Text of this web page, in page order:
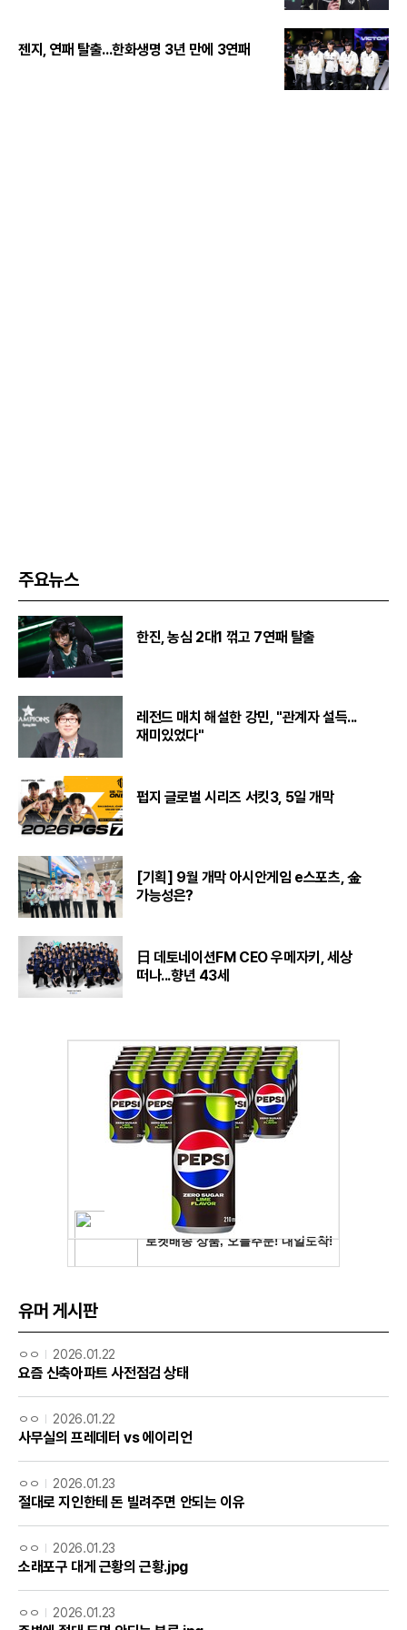
젠지, 연패 탈출...한화생명 3년 만에 3연패
주요뉴스
한진, 농심 2대1 꺾고 7연패 탈출
레전드 매치 해설한 강민, "관계자 설득...
재미있었다"
펍지 글로벌 시리즈 서킷3, 5일 개막
[기획] 9월 개막 아시안게임 e스포츠, 金
가능성은?
日 데토네이션FM CEO 우메자키, 세상
떠나...향년 43세
유머 게시판
ㅇㅇ 2026.01.22
요즘 신축아파트 사전점검 상태
ㅇㅇ 2026.01.22
사무실의 프레데터 vs 에이리언
ㅇㅇ 2026.01.23
절대로 지인한테 돈 빌려주면 안되는 이유
ㅇㅇ 2026.01.23
소래포구 대게 근황의 근황.jpg
ㅇㅇ 2026.01.23